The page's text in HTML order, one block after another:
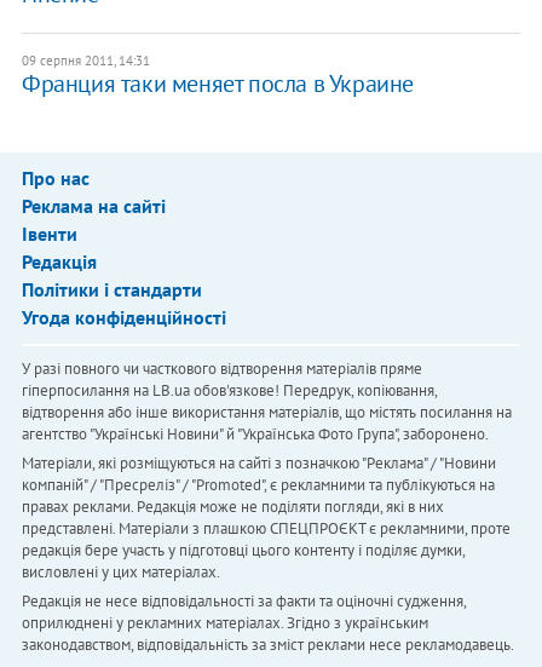
09 серпня 2011, 14:31
Франция таки меняет посла в Украине
Про нас
Реклама на сайті
Івенти
Редакція
Політики і стандарти
Угода конфіденційності
У разі повного чи часткового відтворення матеріалів пряме
гіперпосилання на LB.ua обов'язкове! Передрук, копіювання,
відтворення або інше використання матеріалів, що містять посилання на
агентство "Українськi Новини" й "Українська Фото Група", заборонено.
Матеріали, які розміщуються на сайті з позначкою "Реклама" / "Новини
компаній" / "Пресреліз" / "Promoted", є рекламними та публікуються на
правах реклами. Редакція може не поділяти погляди, які в них
представлені. Матеріали з плашкою СПЕЦПРОЄКТ є рекламними, проте
редакція бере участь у підготовці цього контенту і поділяє думки,
висловлені у цих матеріалах.
Редакція не несе відповідальності за факти та оціночні судження,
оприлюднені у рекламних матеріалах. Згідно з українським
законодавством, відповідальність за зміст реклами несе рекламодавець.